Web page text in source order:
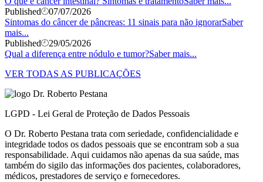
Published
07/07/2026
Sintomas do câncer de pâncreas: 11 sinais para não ignorarSaber
mais...
Published
29/05/2026
Qual a diferença entre nódulo e tumor?Saber mais...
VER TODAS AS PUBLICAÇÕES
LGPD - Lei Geral de Proteção de Dados Pessoais
O Dr. Roberto Pestana trata com seriedade, confidencialidade e
integridade todos os dados pessoais que se encontram sob a sua
responsabilidade. Aqui cuidamos não apenas da sua saúde, mas
também do sigilo das informações dos pacientes, colaboradores,
médicos, prestadores de serviço e fornecedores.